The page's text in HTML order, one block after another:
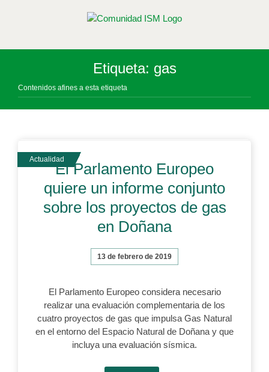
Etiqueta: gas
Contenidos afines a esta etiqueta
El Parlamento Europeo
quiere un informe conjunto
sobre los proyectos de gas
en Doñana
13 de febrero de 2019
El Parlamento Europeo considera necesario
realizar una evaluación complementaria de los
cuatro proyectos de gas que impulsa Gas Natural
en el entorno del Espacio Natural de Doñana y que
incluya una evaluación sísmica.